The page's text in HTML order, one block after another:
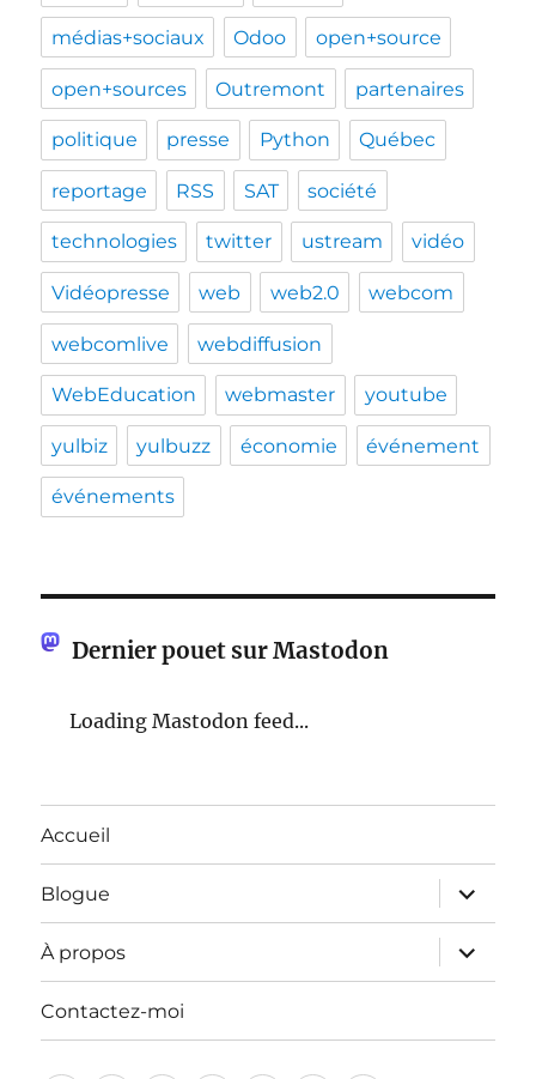
médias+sociaux Odoo open+source
open+sources Outremont partenaires
politique presse Python Québec
reportage RSS SAT société
technologies twitter ustream vidéo
Vidéopresse web web2.0 webcom
webcomlive webdiffusion
WebEducation webmaster youtube
yulbiz yulbuzz économie événement
événements
Dernier pouet sur Mastodon
Loading Mastodon feed...
Accueil
Blogue
ouvrir
le
sous-
menu
À propos
ouvrir
le
sous-
Contactez-moi